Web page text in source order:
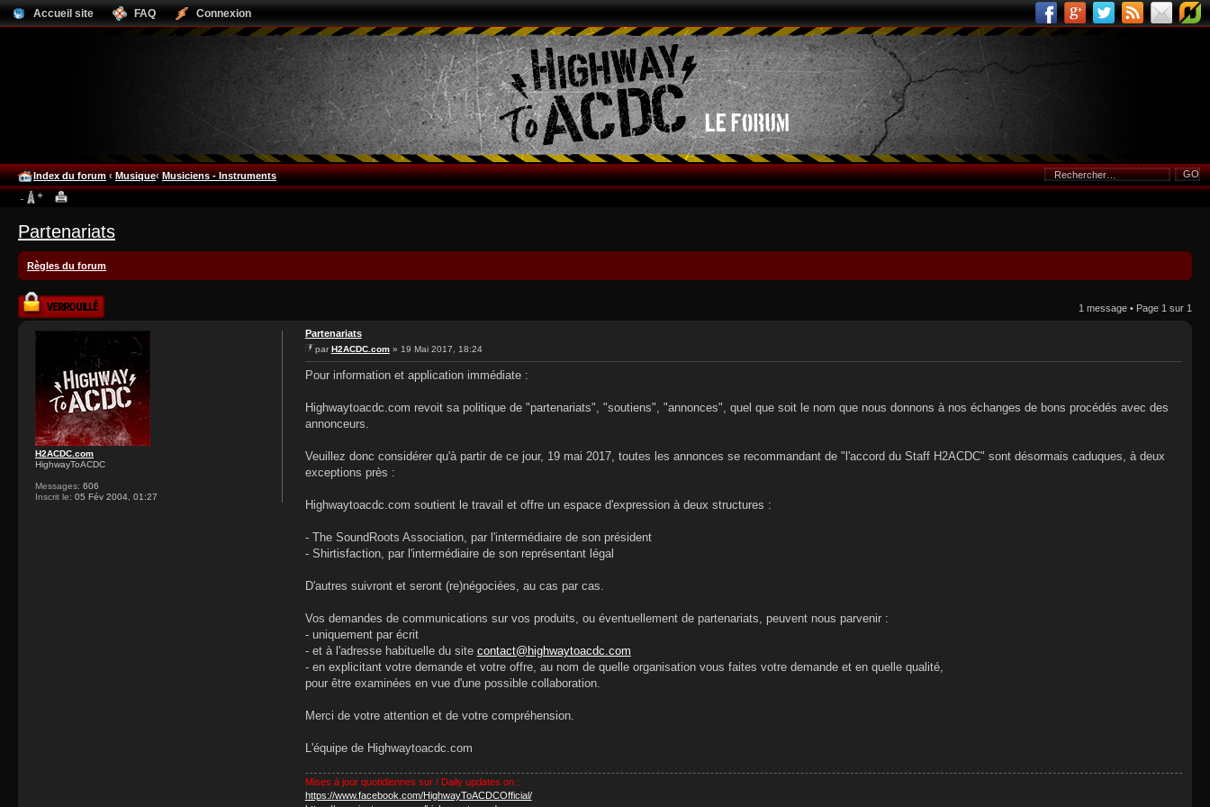
Accueil site FAQ Connexion
Index du forum ‹ Musique‹ Musiciens - Instruments
Partenariats
Règles du forum
Sujet verrouillé
1 message • Page 1 sur 1
H2ACDC.com
HighwayToACDC
Messages: 606
Inscrit le: 05 Fév 2004, 01:27
Partenariats
par H2ACDC.com» 19 Mai 2017, 18:24
Pour information et application immédiate :
Highwaytoacdc.com revoit sa politique de "partenariats", "soutiens", "annonces", quel que soit le nom que nous donnons à nos échanges de bons procédés avec des
annonceurs.
Veuillez donc considérer qu'à partir de ce jour, 19 mai 2017, toutes les annonces se recommandant de "l'accord du Staff H2ACDC" sont désormais caduques, à deux
exceptions près :
Highwaytoacdc.com soutient le travail et offre un espace d'expression à deux structures :
- The SoundRoots Association, par l'intermédiaire de son président
- Shirtisfaction, par l'intermédiaire de son représentant légal
D'autres suivront et seront (re)négociées, au cas par cas.
Vos demandes de communications sur vos produits, ou éventuellement de partenariats, peuvent nous parvenir :
- uniquement par écrit
- et à l'adresse habituelle du site contact@highwaytoacdc.com
- en explicitant votre demande et votre offre, au nom de quelle organisation vous faites votre demande et en quelle qualité,
pour être examinées en vue d'une possible collaboration.
Merci de votre attention et de votre compréhension.
L'équipe de Highwaytoacdc.com
Mises à jour quotidiennes sur / Daily updates on :
https://www.facebook.com/HighwayToACDCOfficial/